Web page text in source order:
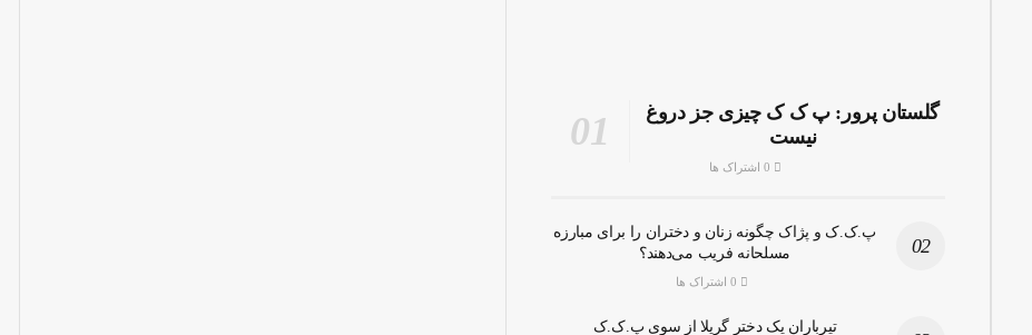
گلستان پرور: پ ک ک چیزی جز دروغ
نیست
پ.ک.ک و پژاک چگونه زنان و دختران را برای مبارزه
مسلحانه فریب می‌دهند؟
تیرباران یک دختر گریلا از سوی پ.ک.ک